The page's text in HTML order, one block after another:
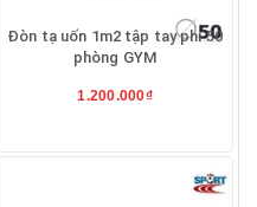
Đòn tạ uốn 1m2 tập tay phi 50
phòng GYM
1.200.000₫